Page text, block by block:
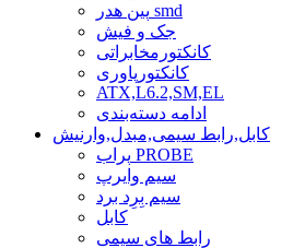
پین هدر smd
جک و فیش
کانکتورمخابراتی
کانکتورپاوری
ATX,L6.2,SM,EL
ادامه دسته‌بندی
کابل,رابط سیمی,مبدل,وارنیش
پراب PROBE
سیم وایرپ
سیم بِرِد برد
کابل
رابط های سیمی